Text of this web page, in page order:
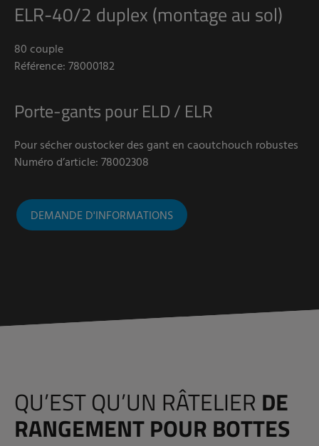
ELR-40/2 duplex (montage au sol)
80 couple
Référence: 78000182
Porte-gants pour ELD / ELR
Pour sécher oustocker des gant en caoutchouch robustes
Numéro d’article: 78002308
DEMANDE D'INFORMATIONS
QU’EST QU’UN RÂTELIER DE
RANGEMENT POUR BOTTES